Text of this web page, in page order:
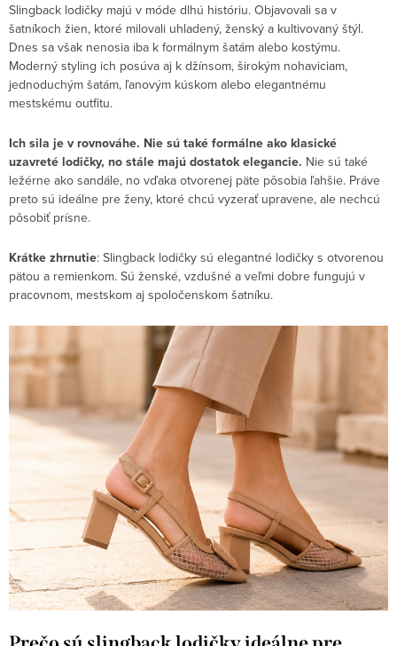
Slingback lodičky majú v móde dlhú históriu. Objavovali sa v
šatníkoch žien, ktoré milovali uhladený, ženský a kultivovaný štýl.
Dnes sa však nenosia iba k formálnym šatám alebo kostýmu.
Moderný styling ich posúva aj k džínsom, širokým nohaviciam,
jednoduchým šatám, ľanovým kúskom alebo elegantnému
mestskému outfitu.
Ich sila je v rovnováhe. Nie sú také formálne ako klasické
uzavreté lodičky, no stále majú dostatok elegancie. Nie sú také
ležérne ako sandále, no vďaka otvorenej päte pôsobia ľahšie. Práve
preto sú ideálne pre ženy, ktoré chcú vyzerať upravene, ale nechcú
pôsobiť prísne.
Krátke zhrnutie: Slingback lodičky sú elegantné lodičky s otvorenou
pätou a remienkom. Sú ženské, vzdušné a veľmi dobre fungujú v
pracovnom, mestskom aj spoločenskom šatníku.